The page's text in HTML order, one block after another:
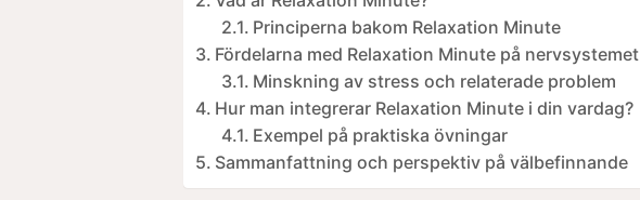
Principerna bakom Relaxation Minute
Fördelarna med Relaxation Minute på nervsystemet
Minskning av stress och relaterade problem
Hur man integrerar Relaxation Minute i din vardag?
Exempel på praktiska övningar
Sammanfattning och perspektiv på välbefinnande